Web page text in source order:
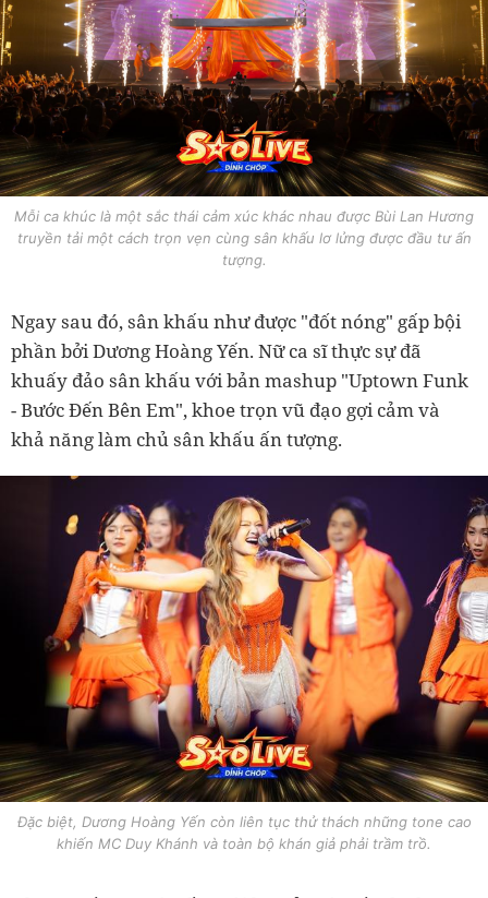
Mỗi ca khúc là một sắc thái cảm xúc khác nhau được Bùi Lan Hương
truyền tải một cách trọn vẹn cùng sân khấu lơ lửng được đầu tư ấn
tượng.
Ngay sau đó, sân khấu như được "đốt nóng" gấp bội
phần bởi Dương Hoàng Yến. Nữ ca sĩ thực sự đã
khuấy đảo sân khấu với bản mashup "Uptown Funk
- Bước Đến Bên Em", khoe trọn vũ đạo gợi cảm và
khả năng làm chủ sân khấu ấn tượng.
Đặc biệt, Dương Hoàng Yến còn liên tục thử thách những tone cao
khiến MC Duy Khánh và toàn bộ khán giả phải trầm trồ.